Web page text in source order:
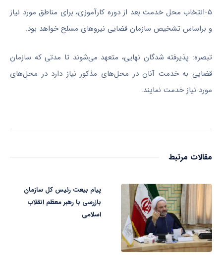
۵-انتخاب محل خدمت بعد از دوره کارآموزی، برای مناطق مورد نیاز
و براساس تشخیص سازمان قضایی نیروهای مسلح خواهد بود.
تبصره: پذیرفته شدگان نهایی، متعهد می‌شوند تا مدتی که سازمان
قضایی به خدمت آنان در محل‌های مذکور نیاز دارد در محل‌های
مورد نیاز خدمت نمایند.
مقالات مرتبط
پیام بیعت رئیس کل سازمان
بازرسی با رهبر معظم انقلاب
اسلامی